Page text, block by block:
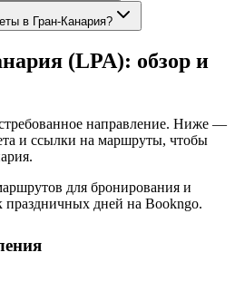
в Гран-Канария?
(LPA): обзор и
направление. Ниже —
и ссылки на маршруты, чтобы
для бронирования и
праздничных дней на Bookngo.